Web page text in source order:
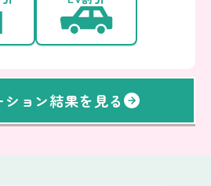
ョン結果を見る